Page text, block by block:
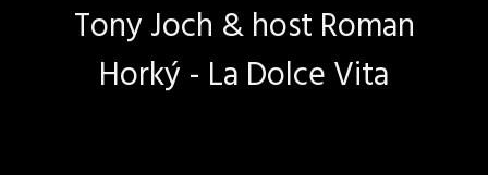
Tony Joch & host Roman
Horký - La Dolce Vita